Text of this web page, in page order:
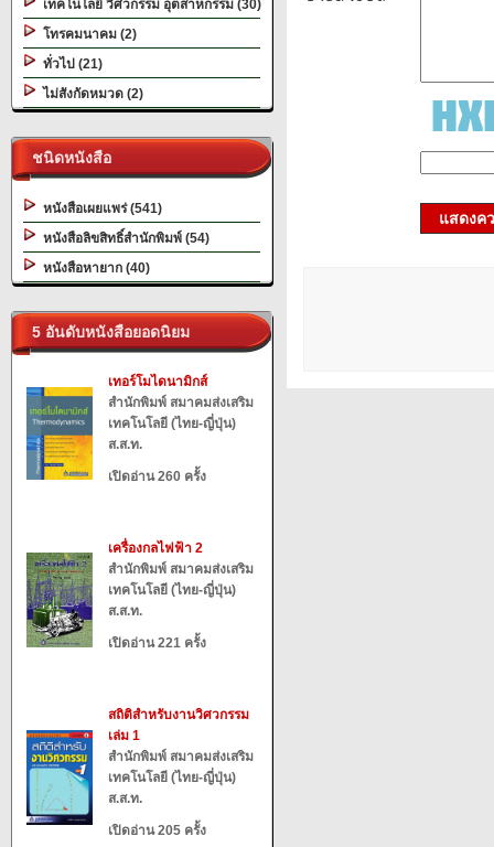
เทคโนโลยี วิศวกรรม อุตสาหกรรม (30)
โทรคมนาคม (2)
ทั่วไป (21)
ไม่สังกัดหมวด (2)
ชนิดหนังสือ
หนังสือเผยแพร่ (541)
หนังสือลิขสิทธิ์สำนักพิมพ์ (54)
หนังสือหายาก (40)
5 อันดับหนังสือยอดนิยม
เทอร์โมไดนามิกส์
สำนักพิมพ์ สมาคมส่งเสริม
เทคโนโลยี (ไทย-ญี่ปุ่น)
ส.ส.ท.
เปิดอ่าน 260 ครั้ง
เครื่องกลไฟฟ้า 2
สำนักพิมพ์ สมาคมส่งเสริม
เทคโนโลยี (ไทย-ญี่ปุ่น)
ส.ส.ท.
เปิดอ่าน 221 ครั้ง
สถิติสำหรับงานวิศวกรรม
เล่ม 1
สำนักพิมพ์ สมาคมส่งเสริม
เทคโนโลยี (ไทย-ญี่ปุ่น)
ส.ส.ท.
เปิดอ่าน 205 ครั้ง
แสดงค